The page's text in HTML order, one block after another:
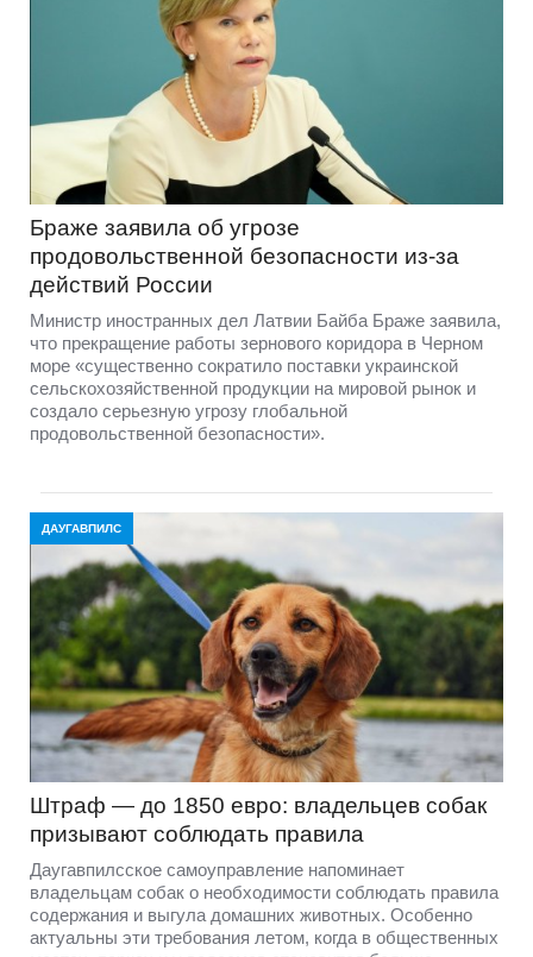
Браже заявила об угрозе
продовольственной безопасности из-за
действий России
Министр иностранных дел Латвии Байба Браже заявила,
что прекращение работы зернового коридора в Черном
море «существенно сократило поставки украинской
сельскохозяйственной продукции на мировой рынок и
создало серьезную угрозу глобальной
продовольственной безопасности».
ДАУГАВПИЛС
Штраф — до 1850 евро: владельцев собак
призывают соблюдать правила
Даугавпилсское самоуправление напоминает
владельцам собак о необходимости соблюдать правила
содержания и выгула домашних животных. Особенно
актуальны эти требования летом, когда в общественных